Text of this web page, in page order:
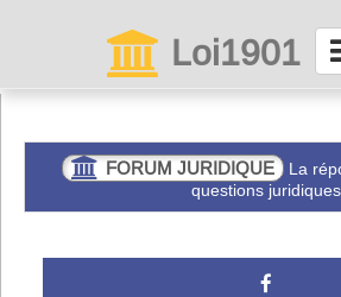
Loi1901
ConnexionFORUM JURIDIQUE
La
questions juridiques